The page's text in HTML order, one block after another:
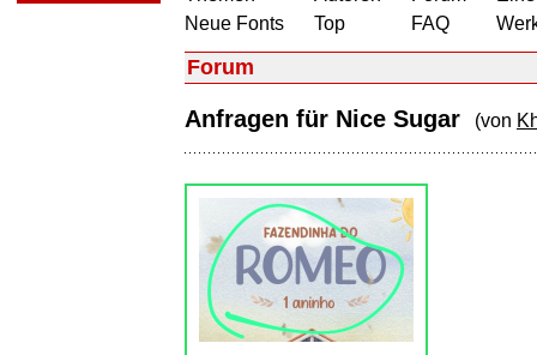
Neue Fonts
Top
FAQ
Forum
Anfragen für Nice Sugar (von